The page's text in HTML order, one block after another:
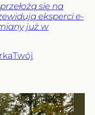
się na
eksperci e-
już w
Twój